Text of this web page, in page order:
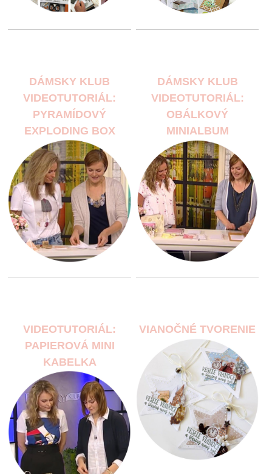
DÁMSKY KLUB
VIDEOTUTORIÁL:
PYRAMÍDOVÝ
EXPLODING BOX
DÁMSKY KLUB
VIDEOTUTORIÁL:
OBÁLKOVÝ
MINIALBUM
VIDEOTUTORIÁL:
PAPIEROVÁ MINI
KABELKA
VIANOČNÉ TVORENIE